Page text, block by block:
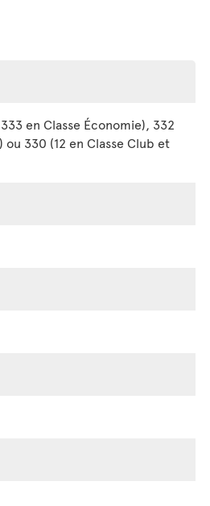
en Classe Économie), 332
ou 330 (12 en Classe Club et